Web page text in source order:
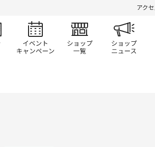
アク
チラシ情報 イベント/キャンペーン
ショップ一覧